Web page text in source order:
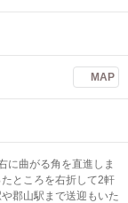
MAP
曲がる角を直進しま
ところを右折して2軒
郡山駅まで送迎もいた